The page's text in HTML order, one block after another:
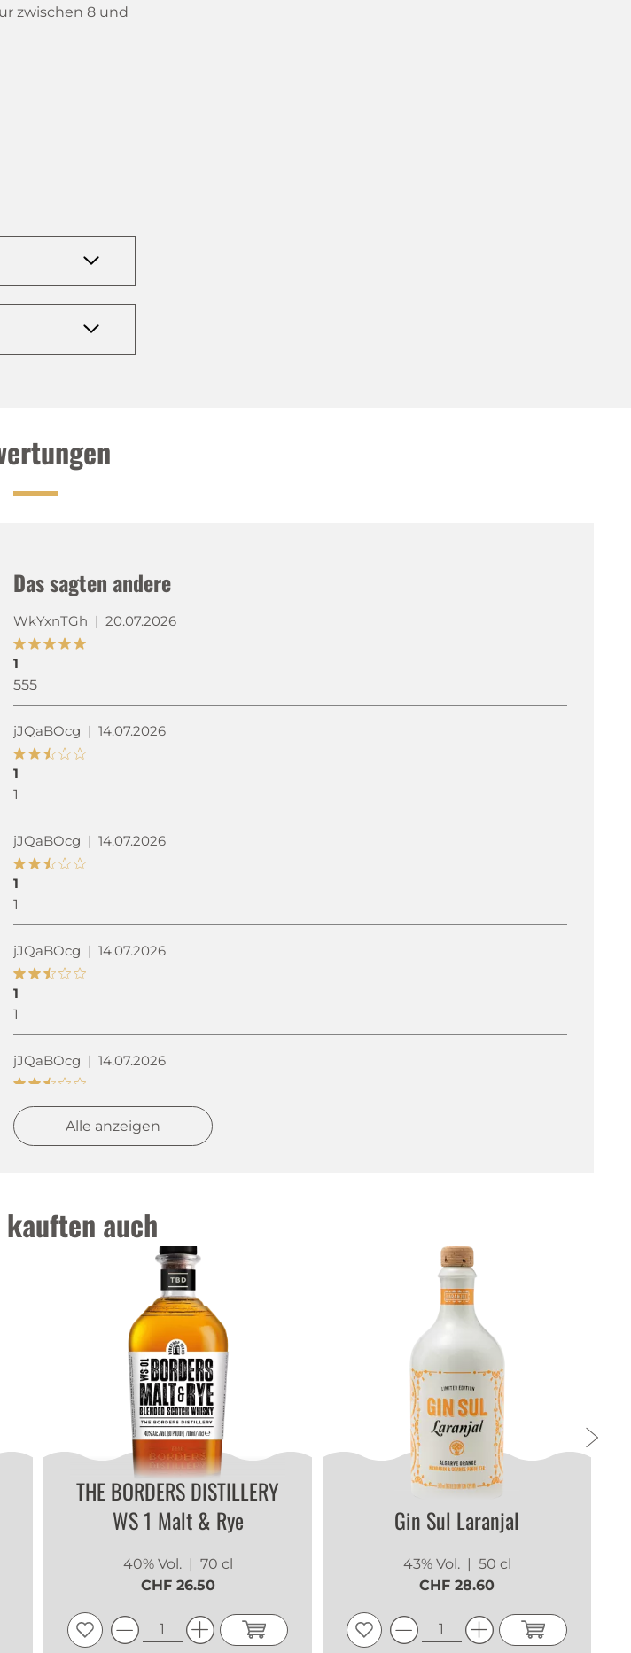
zwischen 8 und
Das sagten andere
WkYxnTGh | 20.07.2026
1
555
jJQaBOcg | 14.07.2026
1
1
jJQaBOcg | 14.07.2026
1
1
jJQaBOcg | 14.07.2026
1
1
jJQaBOcg | 14.07.2026
1
1
14.07.2026
1
jJQaBOcg | 14.07.2026
jJQaBOcg |
Alle anzeigen
kauften auch
THE BORDERS DISTILLERY
WS 1 Malt & Rye
40% Vol.
| 70 cl
CHF 26.50
Gin Sul Laranjal
43% Vol.
| 50 cl
CHF 28.60